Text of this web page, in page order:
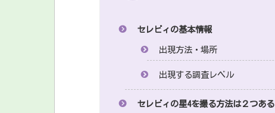
セレビィの基本情報
出現方法・場所
出現する調査レベル
セレビィの星4を撮る方法は２つある